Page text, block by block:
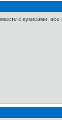
с кукисами, все